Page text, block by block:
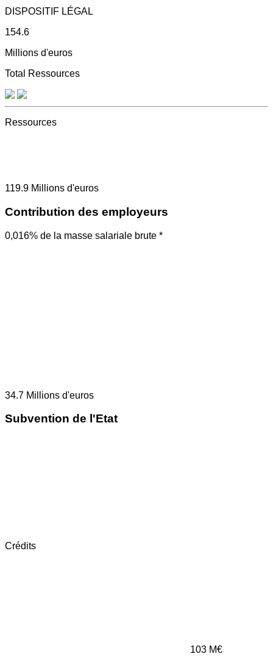
DISPOSITIF LÉGAL
154.6
Millions d'euros
Total Ressources
Ressources
119.9 Millions d'euros
Contribution des employeurs
0,016% de la masse salariale brute *
34.7 Millions d'euros
Subvention de l'Etat
Crédits
103 M€